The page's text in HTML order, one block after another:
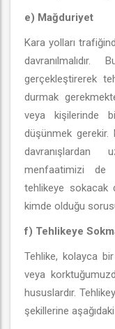
e) Mağduriyet
Kara yolları
gerçekleştirerek
durmak
veya kişilerinde
düşünmek
menfaatimizi de
tehlikeye sokacak
kimde olduğu
f) Tehlikeye
Tehlike, kolayca
veya
hususlardır.
şekillerine